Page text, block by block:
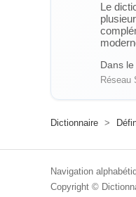
Le
Dans
Réseau
Dictionnaire >
Navigation
Copyright ©